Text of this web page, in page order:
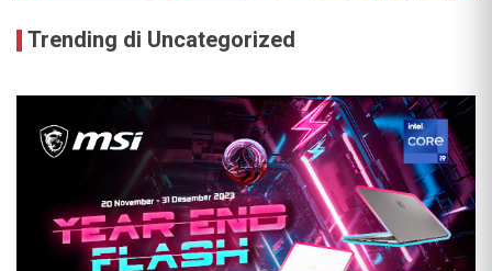
Trending di Uncategorized